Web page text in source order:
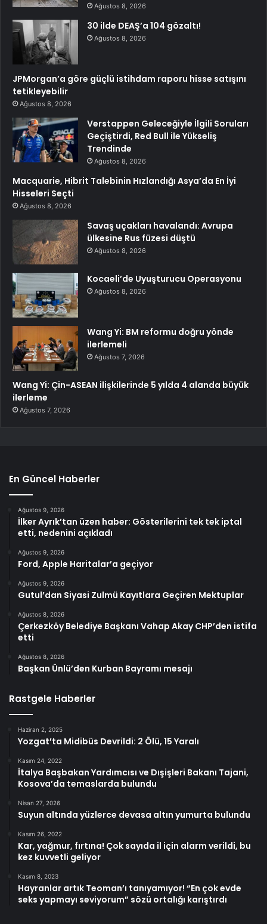
Ağustos 8, 2026
30 ilde DEAŞ’a 104 gözaltı!
Ağustos 8, 2026
JPMorgan’a göre güçlü istihdam raporu hisse satışını
tetikleyebilir
Ağustos 8, 2026
Verstappen Geleceğiyle İlgili Soruları
Geçiştirdi, Red Bull ile Yükseliş
Trendinde
Ağustos 8, 2026
Macquarie, Hibrit Talebinin Hızlandığı Asya’da En İyi
Hisseleri Seçti
Ağustos 8, 2026
Savaş uçakları havalandı: Avrupa
ülkesine Rus füzesi düştü
Ağustos 8, 2026
Kocaeli’de Uyuşturucu Operasyonu
Ağustos 8, 2026
Wang Yi: BM reformu doğru yönde
ilerlemeli
Ağustos 7, 2026
Wang Yi: Çin-ASEAN ilişkilerinde 5 yılda 4 alanda büyük
ilerleme
Ağustos 7, 2026
En Güncel Haberler
Ağustos 9, 2026
İlker Ayrık’tan üzen haber: Gösterilerini tek tek iptal
etti, nedenini açıkladı
Ağustos 9, 2026
Ford, Apple Haritalar’a geçiyor
Ağustos 9, 2026
Gutul’dan Siyasi Zulmü Kayıtlara Geçiren Mektuplar
Ağustos 8, 2026
Çerkezköy Belediye Başkanı Vahap Akay CHP’den istifa
etti
Ağustos 8, 2026
Başkan Ünlü’den Kurban Bayramı mesajı
Rastgele Haberler
Haziran 2, 2025
Yozgat’ta Midibüs Devrildi: 2 Ölü, 15 Yaralı
Kasım 24, 2022
İtalya Başbakan Yardımcısı ve Dışişleri Bakanı Tajani,
Kosova’da temaslarda bulundu
Nisan 27, 2026
Suyun altında yüzlerce devasa altın yumurta bulundu
Kasım 26, 2022
Kar, yağmur, fırtına! Çok sayıda il için alarm verildi, bu
kez kuvvetli geliyor
Kasım 8, 2023
Hayranlar artık Teoman’ı tanıyamıyor! “En çok evde
seks yapmayı seviyorum” sözü ortalığı karıştırdı